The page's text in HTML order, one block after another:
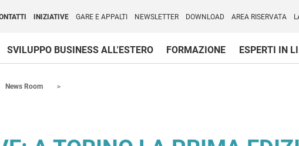
INIZIATIVE GARE E APPALTI NEWSLETTER DOWNLOAD AREA RISERVATA
SVILUPPO BUSINESS ALL'ESTERO FORMAZIONE ESPERTI IN
News Room